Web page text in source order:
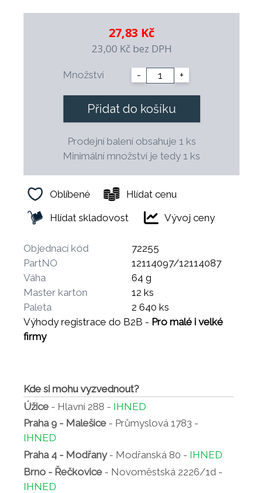
27,83 Kč
23,00 Kč bez DPH
Množství - +
Přidat do košíku
Prodejní balení obsahuje 1 ks
Minimální množství je tedy 1 ks
Oblíbené
Hlídat cenu
Hlídat skladovost
Vývoj ceny
Objednací kód
72255
PartNO
12114097/12114087
Váha
64 g
Master karton
12 ks
Paleta
2 640 ks
Výhody registrace do B2B - Pro malé i velké
firmy
Kde si mohu vyzvednout?
Úžice - Hlavní 288 - IHNED
Praha 9 - Malešice - Průmyslová 1783 -
IHNED
Praha 4 - Modřany- Modřanská 80 - IHNED
Brno - Řečkovice - Novoměstská 2226/1d -
IHNED